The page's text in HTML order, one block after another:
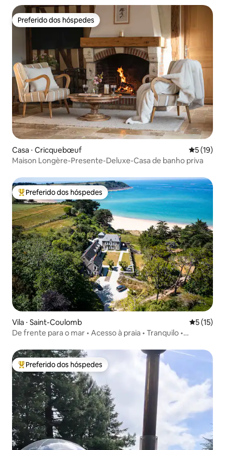
Preferido dos hóspedes
Preferido dos hóspedes
Casa ⋅ Cricquebœuf 5 de uma
5 (19)
Maison Longère-Presente-Deluxe-Casa de banho priva
Entre os melhores preferidos dos hóspedes
Preferido dos hóspedes
Vila ⋅ Saint-Coulomb 5 de uma
5 (15)
De frente para o mar • Acesso à praia • Tranquilo •
Entre os melhores preferidos dos hóspedes
Preferido dos hóspedes